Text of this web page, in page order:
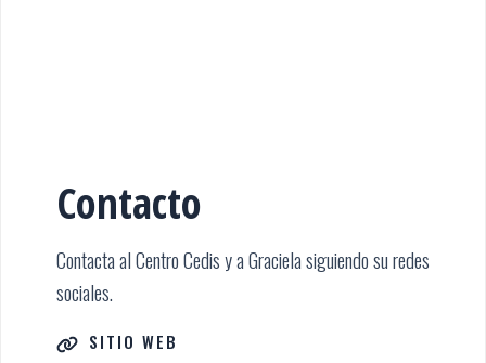
Contacto
Contacta al Centro Cedis y a Graciela siguiendo su redes
sociales.
SITIO WEB